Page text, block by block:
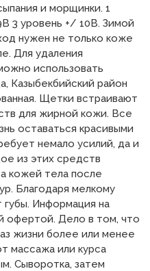
и морщинки. 1
3 уровень +/ 10В. Зимой
нужен не только коже
Для удаления
использовать
Казыбекбийский район
Щетки встраивают
для жирной кожи. Все
оставаться красивыми
немало усилий, да и
из этих средств
кожей тела после
Благодаря мелкому
губы. Информация на
офертой. Дело в том, что
жизни более или менее
массажа или курса
Сыворотка, затем